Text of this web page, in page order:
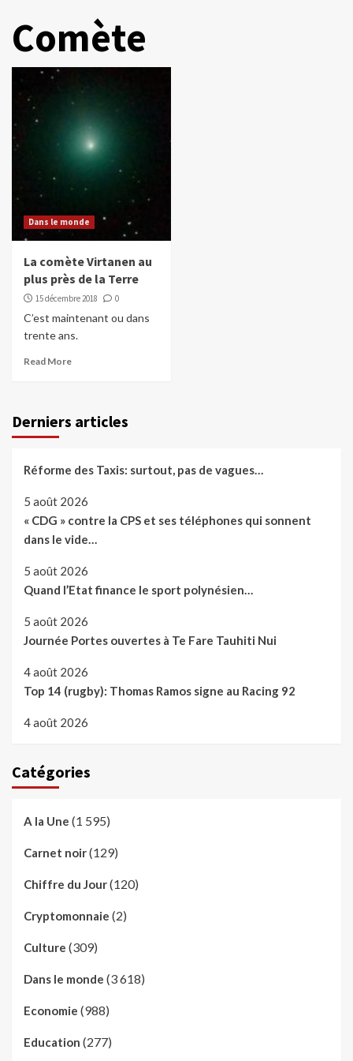
Comète
Dans le monde
La comète Virtanen au
plus près de la Terre
15 décembre 2018 0
C’est maintenant ou dans
trente ans.
Read More
Derniers articles
Réforme des Taxis: surtout, pas de vagues…
5 août 2026
« CDG » contre la CPS et ses téléphones qui sonnent
dans le vide…
5 août 2026
Quand l’Etat finance le sport polynésien…
5 août 2026
Journée Portes ouvertes à Te Fare Tauhiti Nui
4 août 2026
Top 14 (rugby): Thomas Ramos signe au Racing 92
4 août 2026
Catégories
A la Une (1 595)
Carnet noir(129)
Chiffre du Jour(120)
Cryptomonnaie (2)
Culture (309)
Dans le monde (3 618)
Economie (988)
Education (277)